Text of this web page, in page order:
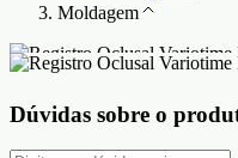
Moldagem
Dúvidas sobre o